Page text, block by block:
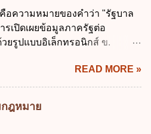
ตรวจสอบได้ ข้อ 4. พระราช
งบประมาณ พ.ศ. 2561 บัญญัติ
จัดเก็บภาษีอากรหรือค่า
พิ่มขึ้นจากที่กำหนดไว้ในกฎหมาย
ปใช้จ่ายตามวัตถุประสงค์หรือเพื่อ
นไปตามความต้องการของชุมชน
ยได้ขององค์กรปกครองส่วนท้อง
ำเป็นหรือเหตุฉุกเฉินที่มิอาจหลีก
อความหมายของคำว่า "รัฐบาล
รเปิดเผยข้อมูลภาครัฐต่อ
ยรูปแบบอิเล็กทรอนิกส์ ข.
าน การให้บริการ การบูรณาการ
ค. วิธีการนำสัญลักษณ์ศูนย์และ
สร้างระบบต่าง ๆ ง. สำนักงาน
ลดิจิทัล (องค์การมหาชน) ข้อ 2
านภาครัฐและการจัดทำบริการ
READ MORE »
กฎหมาย